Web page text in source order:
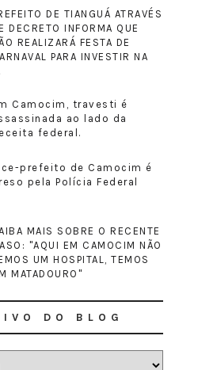
DE TIANGUÁ ATRAVÉS
DECRETO INFORMA QUE
REALIZARÁ FESTA DE
PARA INVESTIR NA
Camocim, travesti é
ao lado da
federal.
prefeito de Camocim é
pela Polícia Federal
MAIS SOBRE O RECENTE
"AQUI EM CAMOCIM NÃO
UM HOSPITAL, TEMOS
MATADOURO"
DO BLOG